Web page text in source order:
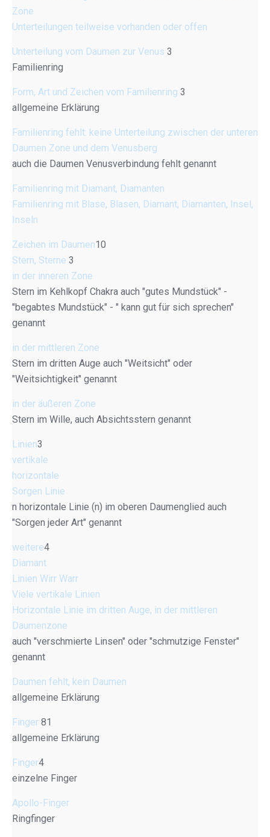
Zone
Unterteilungen teilweise vorhanden oder offen
Unterteilung vom Daumen zur Venus 3
Familienring
Form, Art und Zeichen vom Familienring 3
allgemeine Erklärung
Familienring fehlt: keine Unterteilung zwischen der unteren
Daumen Zone und dem Venusberg
auch die Daumen Venusverbindung fehlt genannt
Familienring mit Diamant, Diamanten
Familienring mit Blase, Blasen, Diamant, Diamanten, Insel,
Inseln
Zeichen im Daumen10
Stern, Sterne 3
in der inneren Zone
Stern im Kehlkopf Chakra auch "gutes Mundstück" -
"begabtes Mundstück" - " kann gut für sich sprechen"
genannt
in der mittleren Zone
Stern im dritten Auge auch "Weitsicht" oder
"Weitsichtigkeit" genannt
in der äußeren Zone
Stern im Wille, auch Absichtsstern genannt
Linien3
vertikale
horizontale
Sorgen Linie
n horizontale Linie (n) im oberen Daumenglied auch
"Sorgen jeder Art" genannt
weitere4
Diamant
Linien Wirr Warr
Viele vertikale Linien
Horizontale Linie im dritten Auge, in der mittleren
Daumenzone
auch "verschmierte Linsen" oder "schmutzige Fenster"
genannt
Daumen fehlt, kein Daumen
allgemeine Erklärung
Finger 81
allgemeine Erklärung
Finger4
einzelne Finger
Apollo-Finger
Ringfinger